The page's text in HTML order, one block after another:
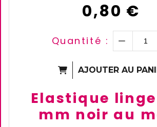
0,80 €
Quantité :
AJOUTER AU
Elastique
mm noir au